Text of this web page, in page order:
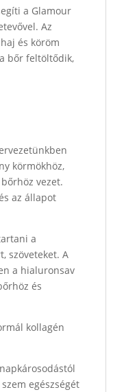
a Glamour
Az
és köröm
bőr feltöltődik,
körmökhöz,
vezet.
az állapot
a
szöveteket. A
a hialuronsav
és
kollagén
egészségét